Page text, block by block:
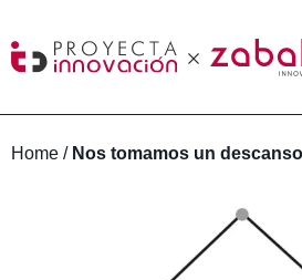
Home / Nos tomamos un